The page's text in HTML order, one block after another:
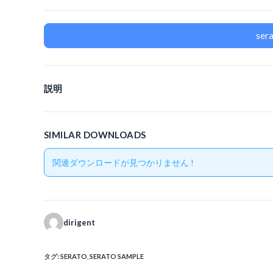
説明
SIMILAR DOWNLOADS
関連ダウンロードが見つかりません !
dirigent
タグ:SERATO SERATO SAMPLE